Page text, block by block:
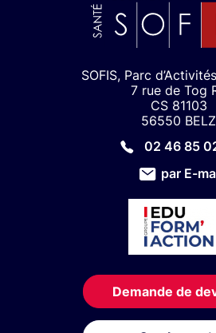
SOFIS, Parc
7 rue de Tog
CS 81103
56550 BELZ
02 46 85
par E-
Demande de